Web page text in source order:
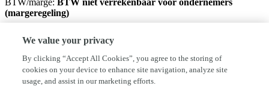
BTW/marge: BTW niet verrekenbaar voor ondernemers
(margeregeling)
informeren kan het voorkomen dat uitvoeringen/opties anders zijn
dan aangegeven. U kunt dan ook absoluut geen rechten ontlenen
aan onze advertenties . Om deze reden bent u altijd van harte
welkom om uw aankoop vooraf zelf te controleren, bekijken en een
We value your privacy
By clicking “Accept All Cookies”, you agree to the storing of
cookies on your device to enhance site navigation, analyze site
usage, and assist in our marketing efforts.